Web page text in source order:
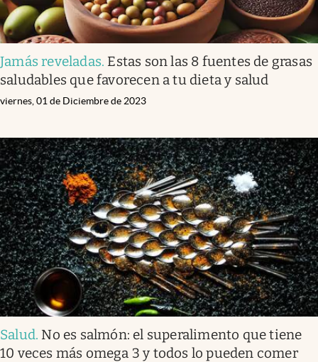
Jamás reveladas. Estas son las 8 fuentes de grasas
saludables que favorecen a tu dieta y salud
viernes, 01 de Diciembre de 2023
Salud. No es salmón: el superalimento que tiene
10 veces más omega 3 y todos lo pueden comer